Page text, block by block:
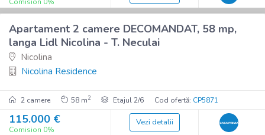
Imobil nou De vânzare
Apartament 2 camere DECOMANDAT, 58 mp,
langa Lidl Nicolina - T. Neculai
Nicolina
Nicolina Residence
2 camere 58 m2 Etajul 2/6 Cod ofertă: CP5871
115.000 €
Comision 0%
Vezi detalii
10